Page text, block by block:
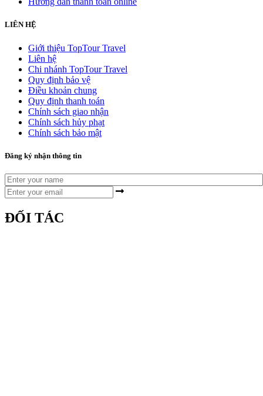
LIÊN HỆ
Giới thiệu TopTour Travel
Liên hệ
Chi nhánh TopTour Travel
Quy định bảo vệ
Điều khoản chung
Quy định thanh toán
Chính sách giao nhận
Chính sách hủy phạt
Chính sách bảo mật
Đăng ký nhận thông tin
ĐỐI TÁC